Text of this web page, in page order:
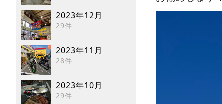
2023年12月
29件
2023年11月
28件
2023年10月
29件